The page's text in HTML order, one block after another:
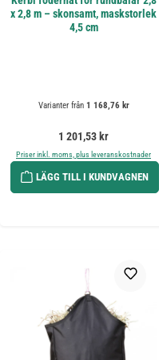
x 2,8 m – skonsamt, maskstorlek
4,5 cm
Varianter från1 168,76 kr
Ordinarie pris:
1 201,53 kr
Priser inkl. moms, plus leveranskostnader
LÄGG TILL I KUNDVAGNEN